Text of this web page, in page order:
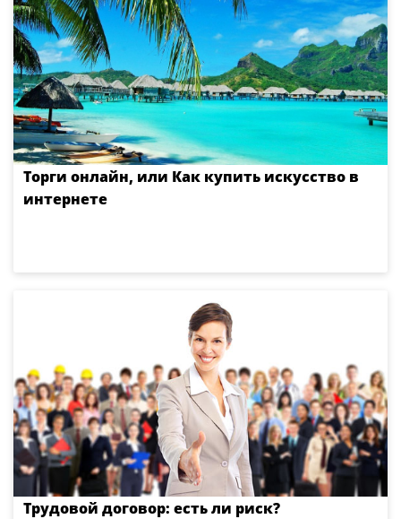
Торги онлайн, или Как купить искусство в
интернете
Трудовой договор: есть ли риск?